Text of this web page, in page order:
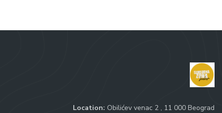
Location: Obilićev venac 2 , 11 000 Beograd